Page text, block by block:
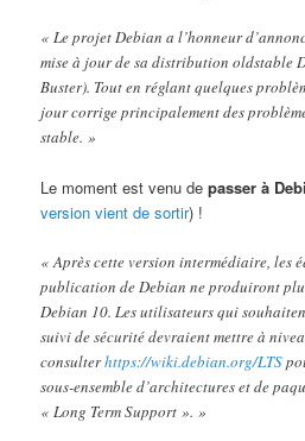
« Le projet Debian a l’honneur
mise à jour de sa distribution oldstable
Buster). Tout en réglant quelques
jour corrige principalement des
stable. »
Le moment est venu depasser à
version vient de sortir) !
« Après cette version intermédiaire, les
publication de Debian ne produiront
Debian 10. Les utilisateurs qui
suivi de sécurité devraient mettre à
consulterhttps://wiki.debian.org/LTS
sous-ensemble d’architectures et de
« Long Term Support ». »